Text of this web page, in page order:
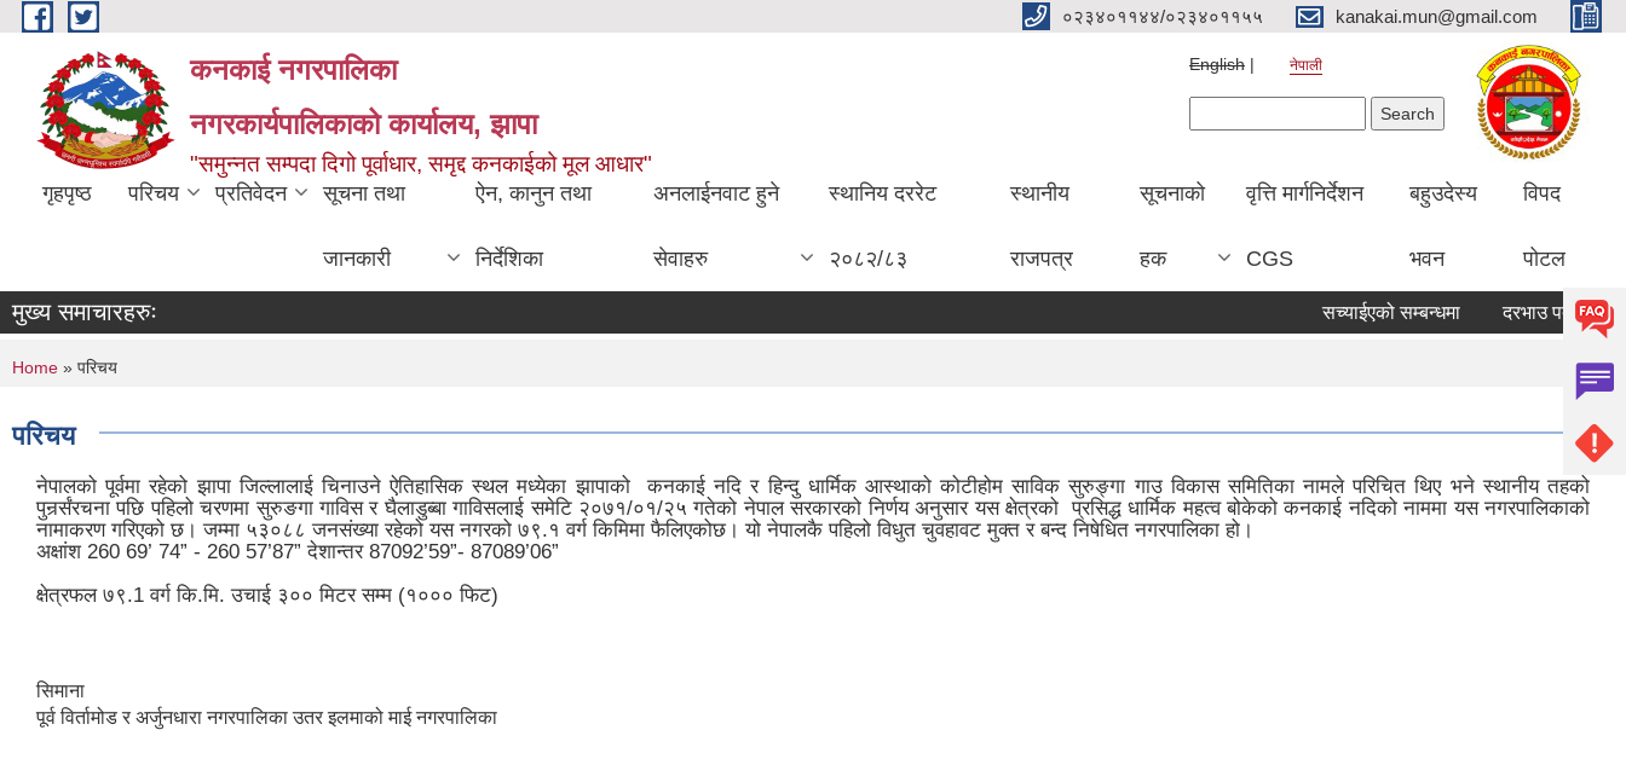
Skip to main content ०२३४०११४४/०२३४०११५५ kanakai.mun@gmail.com
कनकाई नगरपालिका
नगरकार्यपालिकाको कार्यालय, झापा
"समुन्नत सम्पदा दिगो पूर्वाधार, समृद्द कनकाईको मूल आधार"
English नेपाली
गृहपृष्ठ परिचय प्रतिवेदन सूचना तथा
जानकारी
ऐन, कानुन तथा
निर्देशिका
अनलाईनवाट हुने
सेवाहरु
स्थानिय दररेट
२०८२/८३
स्थानीय
राजपत्र
सूचनाको
हक
वृत्ति मार्गनिर्देशन
CGS
बहुउदेस्य
भवन
विपद
पोटल
मुख्य समाचारहरुः सच्याईएको सम्बन्धमा दरभाउ पत्र पेश गर्ने
You are here
Home » परिचय
परिचय
नेपालको पूर्वमा रहेको झापा जिल्लालाई चिनाउने ऐतिहासिक स्थल मध्येका झापाको कनकाई नदि र हिन्दु धार्मिक आस्थाको कोटीहोम साविक सुरुङ्गा गाउ विकास समितिका नामले परिचित थिए भने स्थानीय तहको
पुनर्र्संरचना पछि पहिलो चरणमा सुरुङगा गाविस र घैलाडुब्बा गाविसलाई समेटि २०७१/०१/२५ गतेको नेपाल सरकारको निर्णय अनुसार यस क्षेत्रको प्रसिद्ध धार्मिक महत्व बोकेको कनकाई नदिको नाममा यस नगरपालिकाको
नामाकरण गरिएको छ। जम्मा ५३०८८ जनसंख्या रहेको यस नगरको ७९.१ वर्ग किमिमा फैलिएकोछ। यो नेपालकै पहिलो विधुत चुवहावट मुक्त र बन्द निषेधित नगरपालिका हो।
अक्षांश 260 69’ 74” - 260 57’87” देशान्तर 87092’59”- 87089’06”
क्षेत्रफल ७९.1 वर्ग कि.मि. उचाई ३०० मिटर सम्म (१००० फिट)
सिमाना
पूर्व विर्तामोड र अर्जुनधारा नगरपालिका उतर इलमाको माई नगरपालिका